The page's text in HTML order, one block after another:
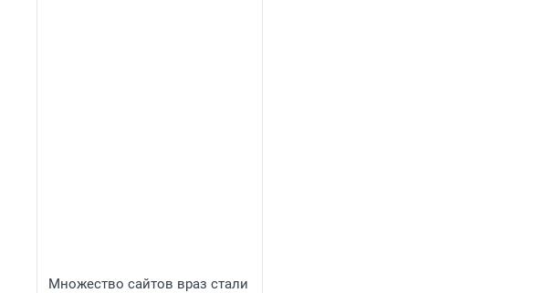
Множество сайтов враз стали